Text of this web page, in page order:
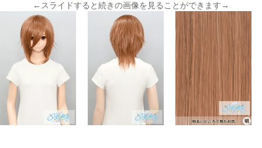
←スライドすると続きの画像を見ることができます→